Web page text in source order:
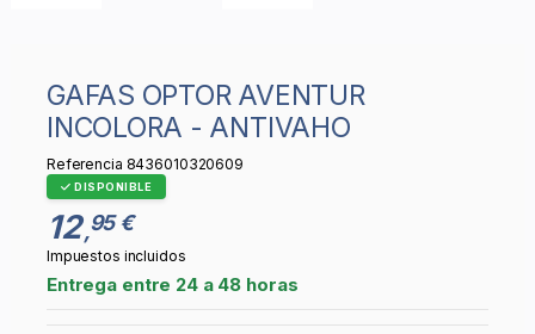
GAFAS OPTOR AVENTUR
INCOLORA - ANTIVAHO
Referencia 8436010320609
DISPONIBLE
12,95 €
Impuestos incluidos
Entrega entre 24 a 48 horas